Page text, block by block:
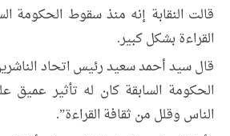
قالت النقابة إنه منذ سقوط الحكومة
القراءة بشكل كبير.
قال سيد أحمد سعيد رئيس اتحاد
الحكومة السابقة كان له تأثير عميق
الناس وقلل من ثقافة القراءة”.